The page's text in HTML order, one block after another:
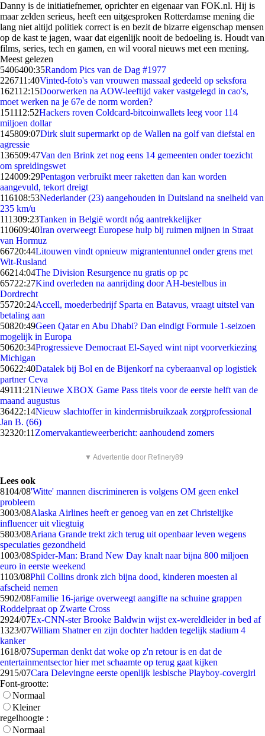
Danny is de initiatiefnemer, oprichter en eigenaar van FOK.nl. Hij is
maar zelden serieus, heeft een uitgesproken Rotterdamse mening die
lang niet altijd politiek correct is en bezit de bizarre eigenschap mensen
op de kast te jagen, waar dat eigenlijk nooit de bedoeling is. Houdt van
films, series, tech en gamen, en wil vooral nieuws met een mening.
Meest gelezen
5406400:35Random Pics van de Dag #1977
226711:40Vinted-foto's van vrouwen massaal gedeeld op seksfora
162112:15Doorwerken na AOW-leeftijd vaker vastgelegd in cao's,
moet werken na je 67e de norm worden?
151112:52Hackers roven Coldcard-bitcoinwallets leeg voor 114
miljoen dollar
145809:07Dirk sluit supermarkt op de Wallen na golf van diefstal en
agressie
136509:47Van den Brink zet nog eens 14 gemeenten onder toezicht
om spreidingswet
124009:29Pentagon verbruikt meer raketten dan kan worden
aangevuld, tekort dreigt
116108:53Nederlander (23) aangehouden in Duitsland na snelheid van
235 km/u
111309:23Tanken in België wordt nóg aantrekkelijker
110609:40Iran overweegt Europese hulp bij ruimen mijnen in Straat
van Hormuz
66720:44Litouwen vindt opnieuw migrantentunnel onder grens met
Wit-Rusland
66214:04The Division Resurgence nu gratis op pc
65722:27Kind overleden na aanrijding door AH-bestelbus in
Dordrecht
55720:24Accell, moederbedrijf Sparta en Batavus, vraagt uitstel van
betaling aan
50820:49Geen Qatar en Abu Dhabi? Dan eindigt Formule 1-seizoen
mogelijk in Europa
50620:34Progressieve Democraat El-Sayed wint nipt voorverkiezing
Michigan
50622:40Datalek bij Bol en de Bijenkorf na cyberaanval op logistiek
partner Ceva
49111:21Nieuwe XBOX Game Pass titels voor de eerste helft van de
maand augustus
36422:14Nieuw slachtoffer in kindermisbruikzaak zorgprofessional
Jan B. (66)
32320:11 Zomervakantieweerbericht: aanhoudend zomers
▼ Advertentie door Refinery89
Lees ook
8104/08'Witte' mannen discrimineren is volgens OM geen enkel
probleem
3003/08Alaska Airlines heeft er genoeg van en zet Christelijke
influencer uit vliegtuig
5803/08Ariana Grande trekt zich terug uit openbaar leven wegens
speculaties gezondheid
1003/08Spider-Man: Brand New Day knalt naar bijna 800 miljoen
euro in eerste weekend
1103/08Phil Collins dronk zich bijna dood, kinderen moesten al
afscheid nemen
5902/08Familie 16-jarige overweegt aangifte na schuine grappen
Roddelpraat op Zwarte Cross
2924/07Ex-CNN-ster Brooke Baldwin wijst ex-wereldleider in bed af
1323/07William Shatner en zijn dochter hadden tegelijk stadium 4
kanker
1618/07Superman denkt dat woke op z'n retour is en dat de
entertainmentsector hier met schaamte op terug gaat kijken
2915/07Cara Delevingne eerste openlijk lesbische Playboy-covergirl
Font-grootte:
Normaal
Kleiner
regelhoogte :
Normaal